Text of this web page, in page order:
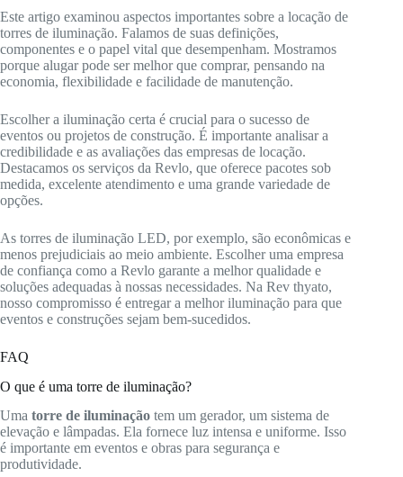
Este artigo examinou aspectos importantes sobre a locação de
torres de iluminação. Falamos de suas definições,
componentes e o papel vital que desempenham. Mostramos
porque alugar pode ser melhor que comprar, pensando na
economia, flexibilidade e facilidade de manutenção.
Escolher a iluminação certa é crucial para o sucesso de
eventos ou projetos de construção. É importante analisar a
credibilidade e as avaliações das empresas de locação.
Destacamos os serviços da Revlo, que oferece pacotes sob
medida, excelente atendimento e uma grande variedade de
opções.
As torres de iluminação LED, por exemplo, são econômicas e
menos prejudiciais ao meio ambiente. Escolher uma empresa
de confiança como a Revlo garante a melhor qualidade e
soluções adequadas à nossas necessidades. Na Rev thyato,
nosso compromisso é entregar a melhor iluminação para que
eventos e construções sejam bem-sucedidos.
FAQ
O que é uma torre de iluminação?
Uma torre de iluminação tem um gerador, um sistema de
elevação e lâmpadas. Ela fornece luz intensa e uniforme. Isso
é importante em eventos e obras para segurança e
produtividade.